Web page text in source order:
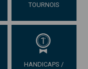
TOURNOIS
HANDICAPS /